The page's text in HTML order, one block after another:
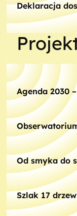
Deklaracja
Agenda 2030
Od smyka do
Szlak 17